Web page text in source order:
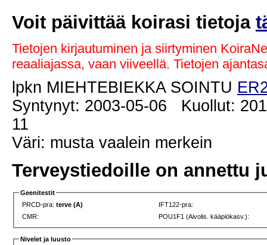
Voit päivittää koirasi tietoja
Tietojen kirjautuminen ja siirtyminen
reaaliajassa, vaan viiveellä. Tietojen
lpkn MIEHTEBIEKKA SOINTU
Syntynyt: 2003-05-06 Kuollut:
11
Väri: musta vaalein merkein
Terveystiedoille on annettu
Geenitestit
PRCD-pra:terve (A)
IFT122-pra:
CMR:
POU1F1 (Aivolis. kääpiökasv.):
Nivelet ja luusto